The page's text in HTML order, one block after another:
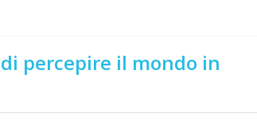
percepire il mondo in